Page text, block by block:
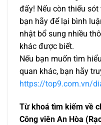
đấy! Nếu còn thiếu
bạn hãy để lại bình
nhật bổ sung nhiều
khác được biết.
Nếu bạn muốn tìm
quan khác, bạn hãy
https://top9.com.vn/
Từ khoá tìm kiếm về
Công viên An Hòa